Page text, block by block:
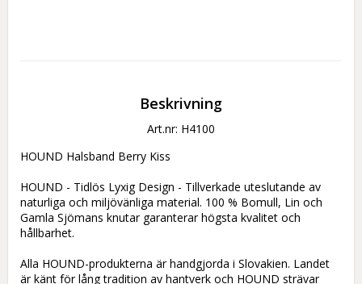
Beskrivning
Art.nr: H4100
HOUND Halsband Berry Kiss
HOUND - Tidlös Lyxig Design - Tillverkade uteslutande av
naturliga och miljövänliga material. 100 % Bomull, Lin och
Gamla Sjömans knutar garanterar högsta kvalitet och
hållbarhet.
Alla HOUND-produkterna är handgjorda i Slovakien. Landet
är känt för lång tradition av hantverk och HOUND strävar